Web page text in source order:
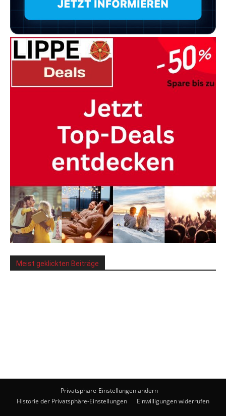
Meist geklickten Beiträge
Privatsphäre-Einstellungen ändern
Historie der Privatsphäre-Einstellungen
Einwilligungen widerrufen